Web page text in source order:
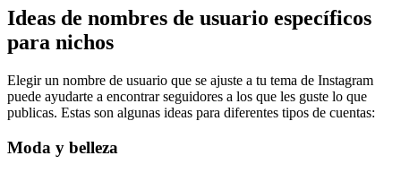
Ideas de nombres de usuario específicos
para nichos
Elegir un nombre de usuario que se ajuste a tu tema de Instagram
puede ayudarte a encontrar seguidores a los que les guste lo que
publicas. Estas son algunas ideas para diferentes tipos de cuentas:
Moda y belleza